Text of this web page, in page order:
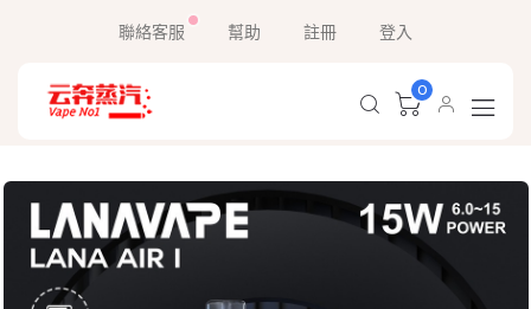
聯絡客服 幫助 註冊 登入
0